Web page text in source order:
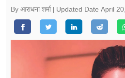
रिलेशनशिप
जीवन मंत्रा
By आराधना शर्मा
Updated Date April